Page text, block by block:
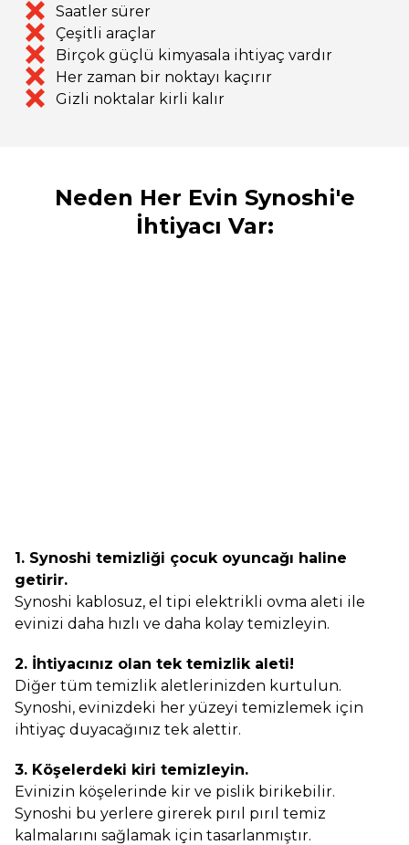
Saatler sürer
Çeşitli araçlar
Birçok güçlü kimyasala ihtiyaç vardır
Her zaman bir noktayı kaçırır
Gizli noktalar kirli kalır
Neden Her Evin Synoshi'e
İhtiyacı Var:
1. Synoshi temizliği çocuk oyuncağı haline
getirir.
Synoshi kablosuz, el tipi elektrikli ovma aleti ile
evinizi daha hızlı ve daha kolay temizleyin.
2. İhtiyacınız olan tek temizlik aleti!
Diğer tüm temizlik aletlerinizden kurtulun.
Synoshi, evinizdeki her yüzeyi temizlemek için
ihtiyaç duyacağınız tek alettir.
3. Köşelerdeki kiri temizleyin.
Evinizin köşelerinde kir ve pislik birikebilir.
Synoshi bu yerlere girerek pırıl pırıl temiz
kalmalarını sağlamak için tasarlanmıştır.